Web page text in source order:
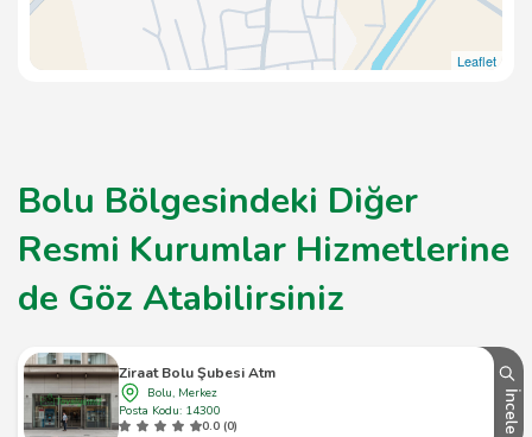
Leaflet
Bolu Bölgesindeki Diğer
Resmi Kurumlar Hizmetlerine
de Göz Atabilirsiniz
Ziraat Bolu Şubesi Atm
Bolu, Merkez
Posta Kodu: 14300
0.0 (0)
İncele